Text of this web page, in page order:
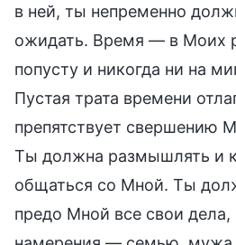
в ней, ты непременно
ожидать. Время — в Моих
попусту и никогда ни на
Пустая трата времени
препятствует свершению
Ты должна размышлять и
общаться со Мной. Ты
предо Мной все свои